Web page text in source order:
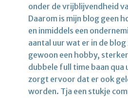
onder de vrijblijvendheid
Daarom is mijn blog geen
en inmiddels een
aantal uur wat er in de blog
gewoon een hobby,
dubbele full time baan qua
zorgt ervoor dat er ook
worden. Tja een stukje